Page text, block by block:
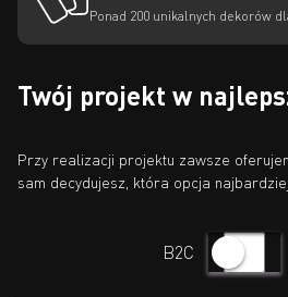
Ponad 200 unikalnych dekorów
Twój projekt w
Przy realizacji projektu zawsze
sam decydujesz, która opcja
B2C